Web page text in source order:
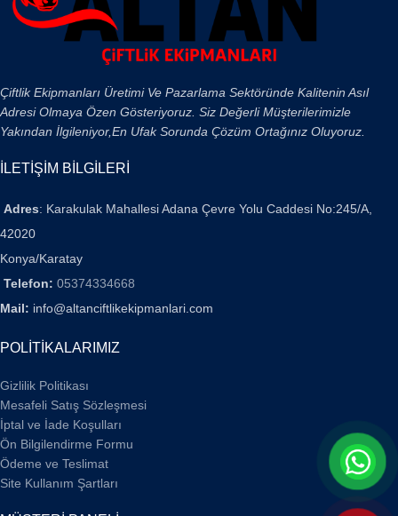
Çiftlik Ekipmanları Üretimi Ve Pazarlama Sektöründe Kalitenin Asıl
Adresi Olmaya Özen Gösteriyoruz. Siz Değerli Müşterilerimizle
Yakından İlgileniyor,En Ufak Sorunda Çözüm Ortağınız Oluyoruz.
İLETİŞİM BİLGİLERİ
Adres: Karakulak Mahallesi Adana Çevre Yolu Caddesi No:245/A,
42020
Konya/Karatay
Telefon: 05374334668
Mail: info@altanciftlikekipmanlari.com
POLİTİKALARIMIZ
Gizlilik Politikası
Mesafeli Satış Sözleşmesi
İptal ve İade Koşulları
Ön Bilgilendirme Formu
Ödeme ve Teslimat
Site Kullanım Şartları